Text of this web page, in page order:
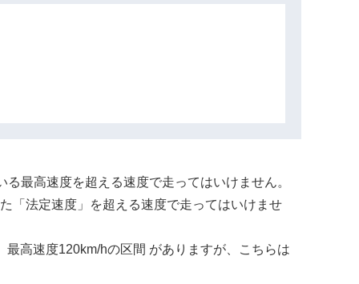
最高速度を超える速度で走ってはいけません。
「法定速度」を超える速度で走ってはいけませ
高速度120km/hの区間 がありますが、こちらは